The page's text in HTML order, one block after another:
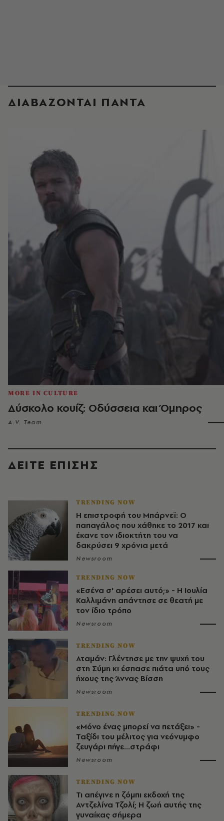
ΔΙΑΒΑΖΟΝΤΑΙ ΠΑΝΤΑ
MORE IN CULTURE
Δύσκολο κουίζ: Οδύσσεια και Όμηρος
A.V. Team
ΔΕΙΤΕ ΕΠΙΣΗΣ
TRENDING NOW
Η επιστροφή του Μπάρνεϊ: Ο
παπαγάλος που χάθηκε το 2017 και
έκανε τον ιδιοκτήτη του να
δακρύσει 9 χρόνια μετά
Newsroom
TRENDING NOW
«Εσένα σ' αρέσει αυτό;» - Η Ιουλία
Καλλιμάνη απάντησε σε θεατή με
τον ίδιο τρόπο
Newsroom
TRENDING NOW
Αταμάν: Γλέντησε με την ψυχή του
στη Σύμη κι έσπασε πιάτα υπό τους
ήχους της Άννας Βίσση
Newsroom
TRENDING NOW
«Μόνο ένας μπορεί να πετάξει» -
Ταξίδι του μέλιτος για νεόνυμφο
ζευγάρι πήγε...στράφι
Newsroom
TRENDING NOW
Τι απέγινε η ζόμπι εκδοχή της
Αντζελίνα Τζολί; Η ζωή αυτής της
γυναίκας σήμερα